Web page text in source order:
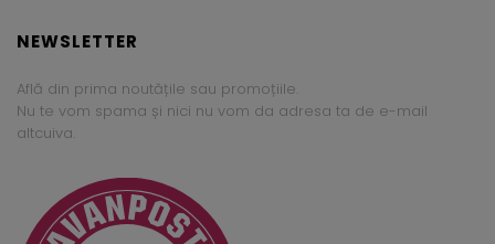
NEWSLETTER
Află din prima noutățile sau promoțiile.
Nu te vom spama și nici nu vom da adresa ta de e-mail
altcuiva.